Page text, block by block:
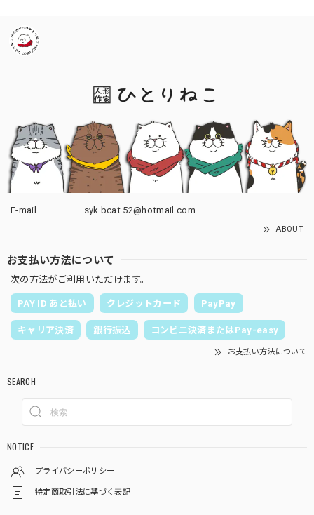
E-mail syk.bcat.52@hotmail.com
ABOUT
お支払い方法について
次の方法がご利用いただけます。
PAY ID あと払い クレジットカード PayPay
キャリア決済 銀行振込 コンビニ決済またはPay-easy
お支払い方法について
SEARCH
NOTICE
プライバシーポリシー
特定商取引法に基づく表記